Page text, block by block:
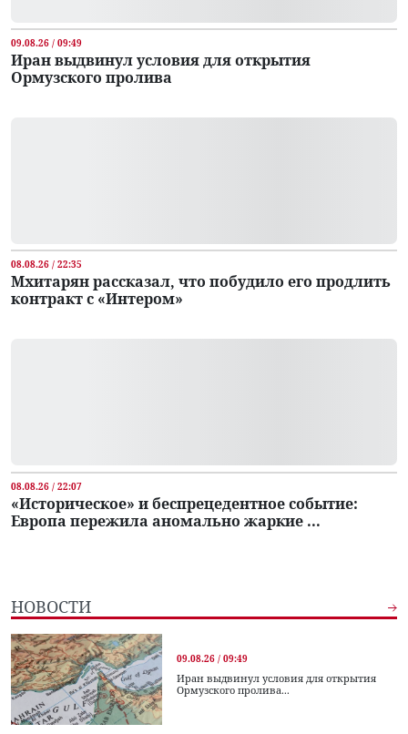
09.08.26 / 09:49
Иран выдвинул условия для открытия
Ормузского пролива
08.08.26 / 22:35
Мхитарян рассказал, что побудило его продлить
контракт с «Интером»
08.08.26 / 22:07
«Историческое» и беспрецедентное событие:
Европа пережила аномально жаркие ...
НОВОСТИ
09.08.26 / 09:49
Иран выдвинул условия для открытия
Ормузского пролива...